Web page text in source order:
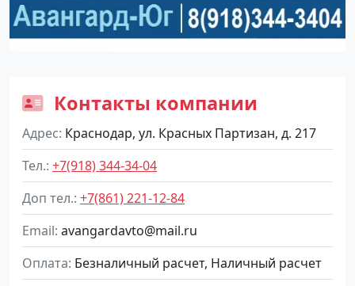
Контакты компании
Адрес Краснодар, ул. Красных Партизан, д. 217
Тел. +7(918) 344-34-04
Доп тел. +7(861) 221-12-84
Email avangardavto@mail.ru
Оплата Безналичный расчет, Наличный расчет